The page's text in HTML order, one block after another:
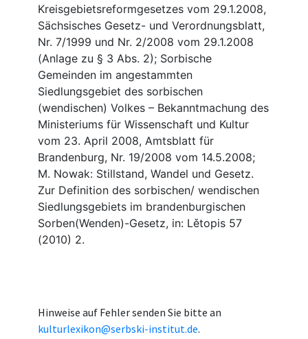
Hinweise auf Fehler senden Sie bitte an
kulturlexikon@serbski-institut.de.